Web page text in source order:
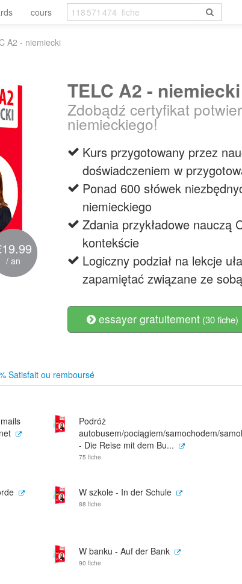
cours
A2 - niemiecki
/ an
TELC A2 - niemiecki
Zdobądź certyfikat
niemieckiego!
Kurs przygotowany przez
doświadczeniem w
Ponad 600 słówek
niemieckiego
Zdania przykładowe nauczą
kontekście
Logiczny podział na lekcje
zapamiętać związane ze
essayer gratuitement(30 fiche)
Satisfait ou remboursé
Podróż
autobusem/pociągiem/samochodem/
- Die Reise mit dem Bu...
75 fiche
W szkole - In der Schule
88 fiche
W banku - Auf der Bank
90 fiche